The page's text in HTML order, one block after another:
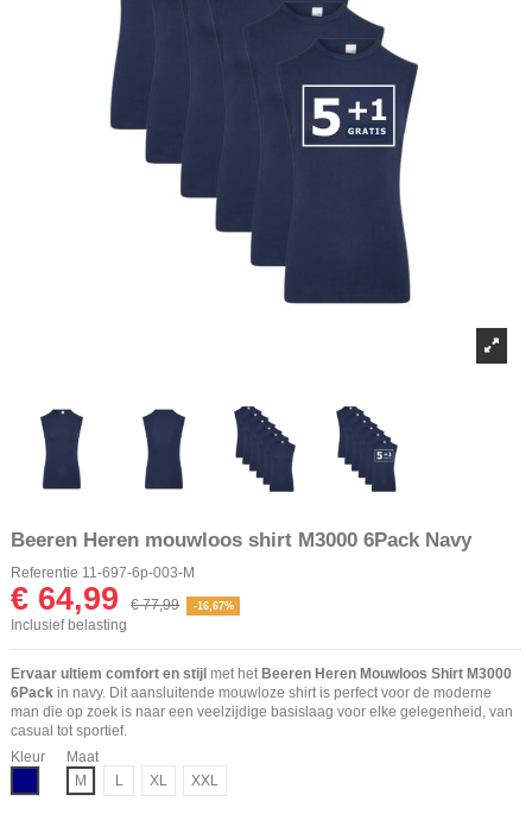
Beeren Heren mouwloos shirt M3000 6Pack Navy
Referentie 11-697-6p-003-M
€ 64,99 € 77,99 -16,67%
Inclusief belasting
Ervaar ultiem comfort en stijl met het Beeren Heren Mouwloos Shirt M3000
6Pack in navy. Dit aansluitende mouwloze shirt is perfect voor de moderne
man die op zoek is naar een veelzijdige basislaag voor elke gelegenheid, van
casual tot sportief.
Kleur
Maat
M
L XL XXL